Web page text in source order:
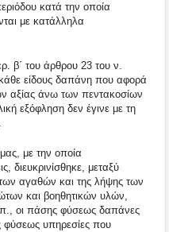
κατά την οποία
με κατάλληλα
β΄ του άρθρου 23 του ν.
κάθε είδους δαπάνη που αφορά
αξίας άνω των πεντακοσίων
εξόφληση δεν έγινε με τη
με την οποία
διευκρινίσθηκε, μεταξύ
αγαθών και της λήψης των
και βοηθητικών υλών,
οι πάσης φύσεως δαπάνες
φύσεως υπηρεσίες που